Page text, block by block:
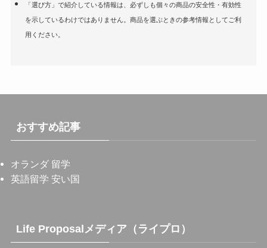
「選び方」で紹介している情報は、必ずしも個々の商品の安全性・有効性
を示しているわけではありません。商品を選ぶときの参考情報としてご利
用ください。
おすすめ記事
オランダ 留学
英語留学 安い国
Life Proposalメディア（ライプロ）